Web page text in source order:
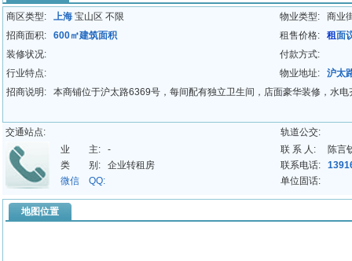
商区类型: 上海 宝山区 不限 物业类型:
商业
招商面积:
600㎡建筑面积 租售价格: 租面
装修状况:
付款方式:
行业特点:
物业地址:
沪太
招商说明:
本商铺位于沪太路6369号，每间配有独立卫生间，店面豪华装修，水
交通站点:
轨道公交:
业 主:
- 联 系 人:
陈言
类 别:
企业转租房 联系电话:
微信 QQ:
单位固话:
地图位置